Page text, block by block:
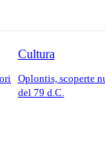
Cultura
Oplontis, scoperte
del 79 d.C.